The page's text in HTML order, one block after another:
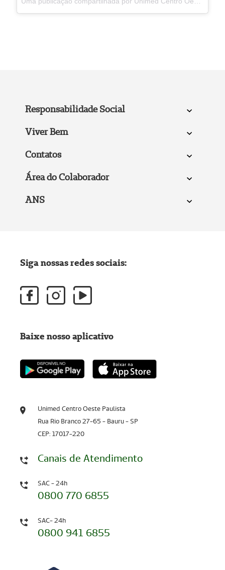
Responsabilidade Social
Viver Bem
Contatos
Área do Colaborador
ANS
Unimed Centro Oeste Paulista
Rua Rio Branco 27-65 - Bauru - SP
CEP: 17017-220
Canais de Atendimento
SAC - 24h
0800 770 6855
SAC- 24h
0800 941 6855
Siga nossas redes sociais:
Baixe nosso aplicativo